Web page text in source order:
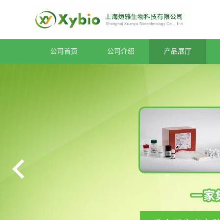
公司首页 公司介绍 产品展厅